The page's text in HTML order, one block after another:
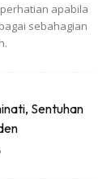
Agar
apabila
sebahagian
Sentuhan